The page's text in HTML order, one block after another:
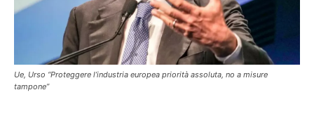
ECONOMIA
SPORT
GRUPPO
ECONOMIA
GRUPPO
ECONOMIA
GRUPPO
Ue, Urso “Proteggere l’industria europea priorità assoluta, no a misure
tampone”